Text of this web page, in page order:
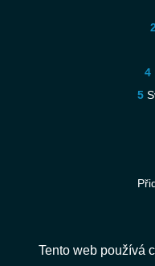
Tento web používá